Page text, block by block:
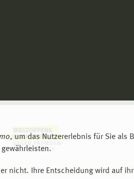
, um das Nutzererlebnis für Sie als
nicht. Ihre Entscheidung wird auf